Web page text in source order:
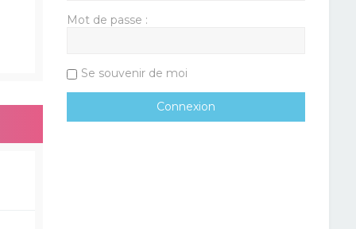
Mot de passe :
Se souvenir de moi